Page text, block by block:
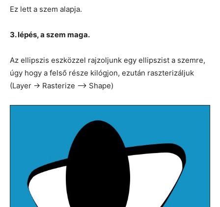
Ez lett a szem alapja.
3. lépés, a szem maga.
Az ellipszis eszközzel rajzoljunk egy ellipszist a szemre,
úgy hogy a felső része kilógjon, ezután raszterizáljuk
(Layer -> Rasterize –> Shape)